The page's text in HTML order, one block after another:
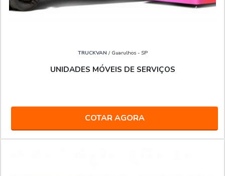
TRUCKVAN / Guarulhos - SP
UNIDADES MÓVEIS DE SERVIÇOS
COTAR AGORA